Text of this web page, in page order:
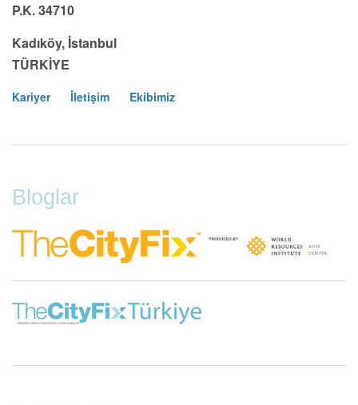
Bloglar
P.K. 34710
Kadıköy, İstanbul
TÜRKİYE
Kariyer İletişim Ekibimiz